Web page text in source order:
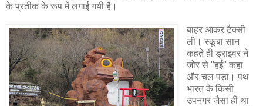
के प्रतीक के रूप में लगाई गयी है।
बाहर आकर टैक्सी
ली। स्कूबा सान
कहते ही ड्राइवर ने
जोर से "हई" कहा
और चल पड़ा। पथ
भारत के किसी
उपनगर जैसा ही था